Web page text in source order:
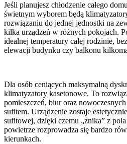
Jeśli planujesz chłodzenie całego
świetnym wyborem będą
rozwiązaniu do jednej jednostki na
kilka urządzeń w różnych pokojach.
idealnej temperatury całej rodzinie,
elewacji budynku czy balkonu
Dla osób ceniących maksymalną
klimatyzatory kasetonowe. To
pomieszczeń, biur oraz
sufitem. Urządzenie zostaje
sufitowej, dzięki czemu „znika” z
powietrze rozprowadza się bardzo
kierunkach.